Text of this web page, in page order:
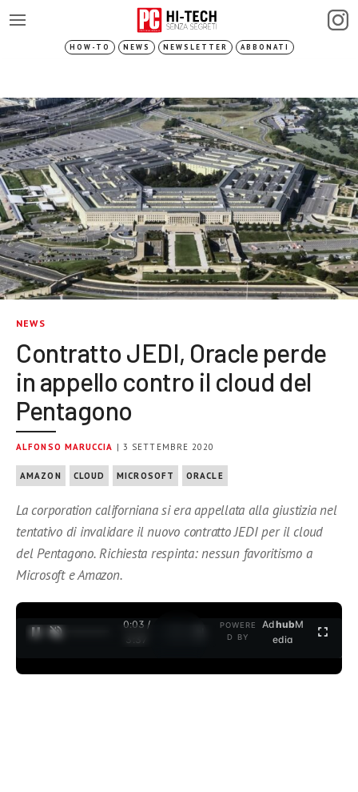
HOW-TO NEWS NEWSLETTER ABBONATI
NEWS
Contratto JEDI, Oracle perde
in appello contro il cloud del
Pentagono
ALFONSO MARUCCIA | 3 SETTEMBRE 2020
AMAZON CLOUD MICROSOFT ORACLE
La corporation californiana si era appellata alla giustizia nel
tentativo di invalidare il nuovo contratto JEDI per il cloud
del Pentagono. Richiesta respinta: nessun favoritismo a
Microsoft e Amazon.
0:04 /
3:37
POWERE
D BY
AdhubM
edia